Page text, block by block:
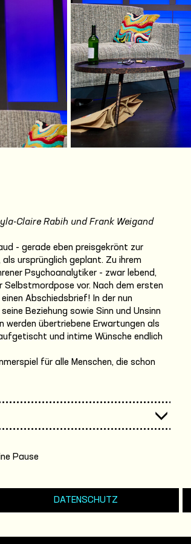
Claire Rabih und Frank Weigand
- gerade eben preisgekrönt zur
ursprünglich geplant. Zu ihrem
Psychoanalytiker - zwar lebend,
vor. Nach dem ersten
Abschiedsbrief! In der nun
Beziehung sowie Sinn und Unsinn
übertriebene Erwartungen als
und intime Wünsche endlich
für alle Menschen, die schon
Pause
DATENSCHUTZ